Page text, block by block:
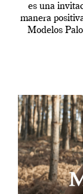
es una
manera
Modelos